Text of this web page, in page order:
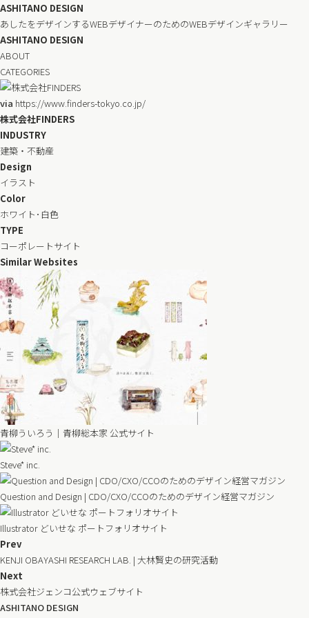
ASHITANO DESIGN
あしたをデザインするWEBデザイナーのためのWEBデザインギャラリー
ASHITANO DESIGN
ABOUT
CATEGORIES
via https://www.finders-tokyo.co.jp/
株式会社FINDERS
INDUSTRY
建築・不動産
Design
イラスト
Color
ホワイト･白色
TYPE
コーポレートサイト
Similar Websites
青柳ういろう｜青柳総本家 公式サイト
Steve* inc.
Question and Design | CDO/CXO/CCOのためのデザイン経営マガジン
Illustrator どいせな ポートフォリオサイト
Prev
KENJI OBAYASHI RESEARCH LAB. | 大林賢史の研究活動
Next
株式会社ジェンコ公式ウェブサイト
ASHITANO DESIGN